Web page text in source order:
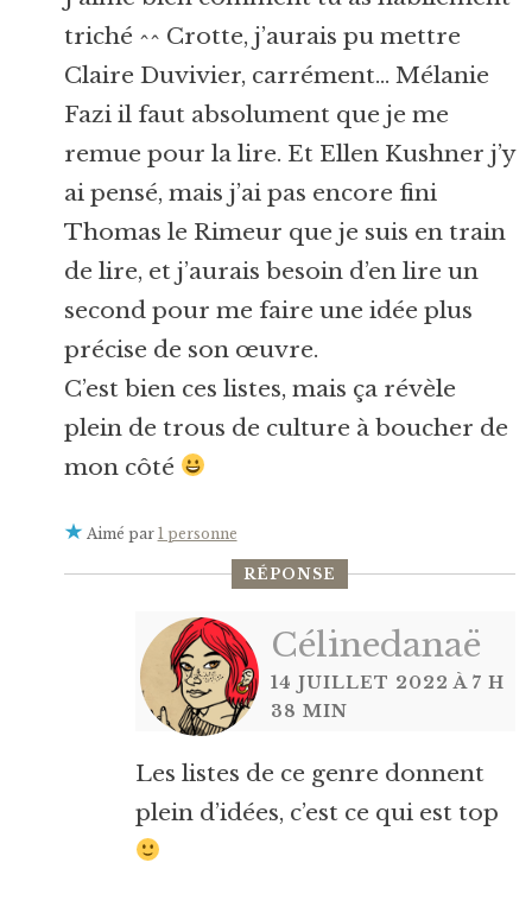
triché ^^ Crotte, j’aurais pu mettre
Claire Duvivier, carrément… Mélanie
Fazi il faut absolument que je me
remue pour la lire. Et Ellen Kushner j’y
ai pensé, mais j’ai pas encore fini
Thomas le Rimeur que je suis en train
de lire, et j’aurais besoin d’en lire un
second pour me faire une idée plus
précise de son œuvre.
C’est bien ces listes, mais ça révèle
plein de trous de culture à boucher de
mon côté
Aimé par 1 personne
RÉPONSE
Célinedanaë
14 JUILLET 2022 À 7 H
38 MIN
Les listes de ce genre donnent
plein d’idées, c’est ce qui est top